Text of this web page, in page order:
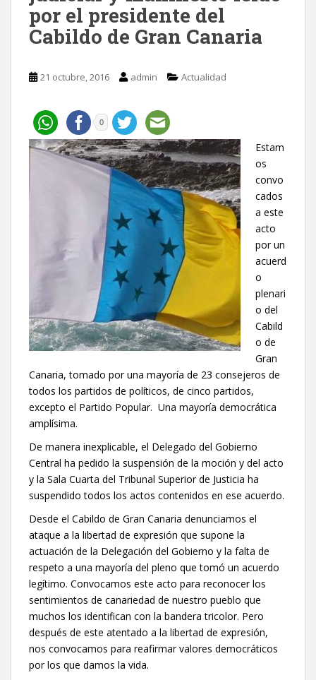
por el presidente del
Cabildo de Gran Canaria
21 octubre, 2016 admin Actualidad
0
Estam
os
convo
cados
a este
acto
por un
acuerd
o
plenari
o del
Cabild
o de
Gran
Canaria, tomado por una mayoría de 23 consejeros de
todos los partidos de políticos, de cinco partidos,
excepto el Partido Popular. Una mayoría democrática
amplísima.
De manera inexplicable, el Delegado del Gobierno
Central ha pedido la suspensión de la moción y del acto
y la Sala Cuarta del Tribunal Superior de Justicia ha
suspendido todos los actos contenidos en ese acuerdo.
Desde el Cabildo de Gran Canaria denunciamos el
ataque a la libertad de expresión que supone la
actuación de la Delegación del Gobierno y la falta de
respeto a una mayoría del pleno que tomó un acuerdo
legítimo. Convocamos este acto para reconocer los
sentimientos de canariedad de nuestro pueblo que
muchos los identifican con la bandera tricolor. Pero
después de este atentado a la libertad de expresión,
nos convocamos para reafirmar valores democráticos
por los que damos la vida.